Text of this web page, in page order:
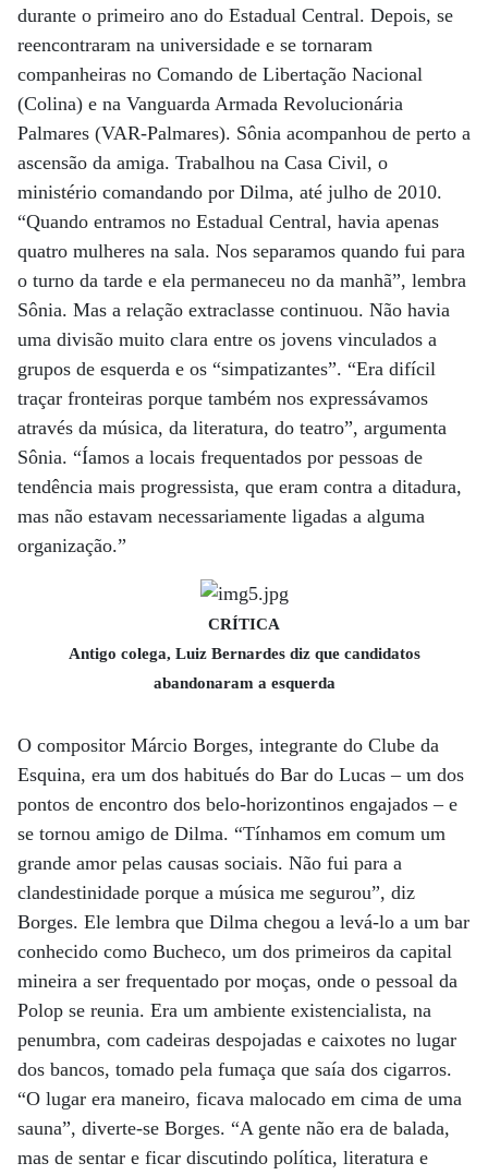
durante o primeiro ano do Estadual Central. Depois, se
reencontraram na universidade e se tornaram
companheiras no Comando de Libertação Nacional
(Colina) e na Vanguarda Armada Revolucionária
Palmares (VAR-Palmares). Sônia acompanhou de perto a
ascensão da amiga. Trabalhou na Casa Civil, o
ministério comandando por Dilma, até julho de 2010.
“Quando entramos no Estadual Central, havia apenas
quatro mulheres na sala. Nos separamos quando fui para
o turno da tarde e ela permaneceu no da manhã”, lembra
Sônia. Mas a relação extraclasse continuou. Não havia
uma divisão muito clara entre os jovens vinculados a
grupos de esquerda e os “simpatizantes”. “Era difícil
traçar fronteiras porque também nos expressávamos
através da música, da literatura, do teatro”, argumenta
Sônia. “Íamos a locais frequentados por pessoas de
tendência mais progressista, que eram contra a ditadura,
mas não estavam necessariamente ligadas a alguma
organização.”
CRÍTICA
Antigo colega, Luiz Bernardes diz que candidatos
abandonaram a esquerda
O compositor Márcio Borges, integrante do Clube da
Esquina, era um dos habitués do Bar do Lucas – um dos
pontos de encontro dos belo-horizontinos engajados – e
se tornou amigo de Dilma. “Tínhamos em comum um
grande amor pelas causas sociais. Não fui para a
clandestinidade porque a música me segurou”, diz
Borges. Ele lembra que Dilma chegou a levá-lo a um bar
conhecido como Bucheco, um dos primeiros da capital
mineira a ser frequentado por moças, onde o pessoal da
Polop se reunia. Era um ambiente existencialista, na
penumbra, com cadeiras despojadas e caixotes no lugar
dos bancos, tomado pela fumaça que saía dos cigarros.
“O lugar era maneiro, ficava malocado em cima de uma
sauna”, diverte-se Borges. “A gente não era de balada,
mas de sentar e ficar discutindo política, literatura e